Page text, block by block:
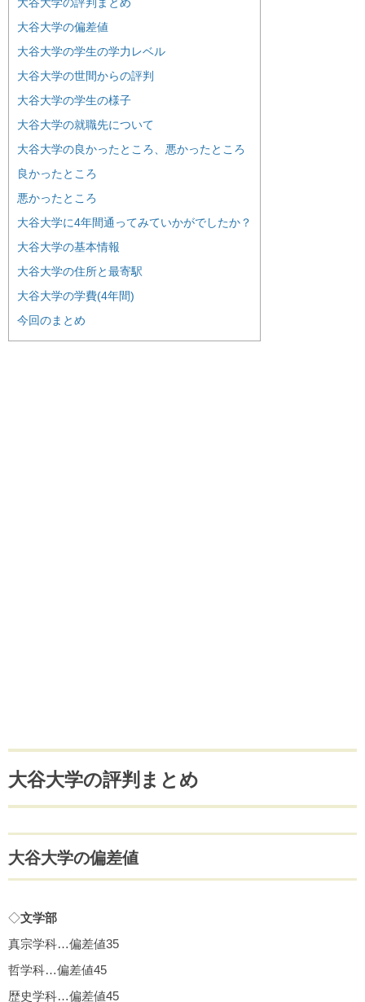
大谷大学の偏差値
大谷大学の学生の学力レベル
大谷大学の世間からの評判
大谷大学の学生の様子
大谷大学の就職先について
大谷大学の良かったところ、悪かったところ
良かったところ
悪かったところ
大谷大学に4年間通ってみていかがでしたか？
大谷大学の基本情報
大谷大学の住所と最寄駅
大谷大学の学費(4年間)
今回のまとめ
大谷大学の評判まとめ
大谷大学の偏差値
◇文学部
真宗学科…偏差値35
哲学科…偏差値45
歴史学科…偏差値45